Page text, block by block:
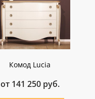
Комод Lucia
от 141 250 руб.